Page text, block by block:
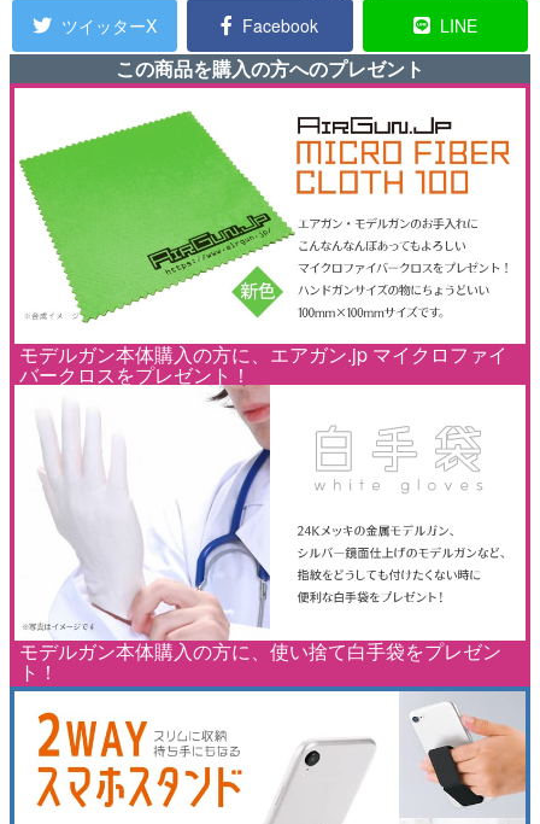
ツイッターX
Facebook LINE
この商品を購入の方へのプレゼント
モデルガン本体購入の方に、エアガン.jp マイクロファイ
バークロスをプレゼント！
モデルガン本体購入の方に、使い捨て白手袋をプレゼン
ト！